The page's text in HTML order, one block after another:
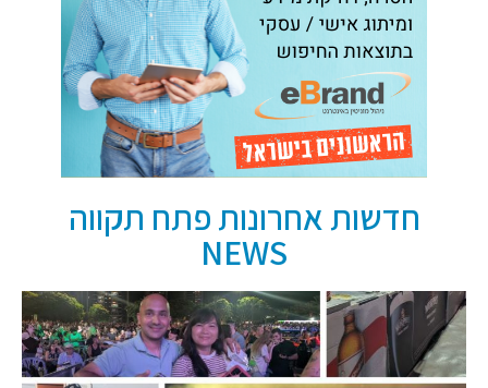
חדשות אחרונות פתח תקווה
NEWS